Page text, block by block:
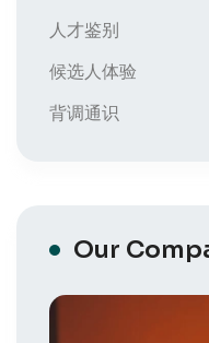
人才鉴别
候选人体验
背调通识
Our